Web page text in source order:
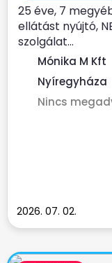
25 éve, 7
ellátást nyújtó,
szolgálat...
Mónika M Kft
Nyíregyháza
Nincs
2026. 07. 02.